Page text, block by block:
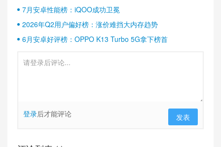
7月安卓性能榜：iQOO成功卫冕
2026年Q2用户偏好榜：涨价难挡大内存趋势
6月安卓好评榜：OPPO K13 Turbo 5G拿下榜首
登录后才能评论 发表